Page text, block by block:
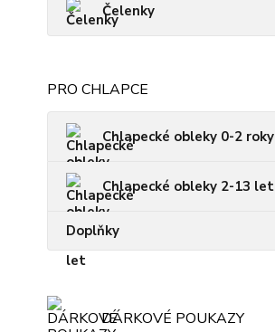
Čelenky
PRO CHLAPCE
Chlapecké obleky 0-2 roky
Chlapecké obleky 2-13 let
Doplňky
DÁRKOVÉ POUKAZY